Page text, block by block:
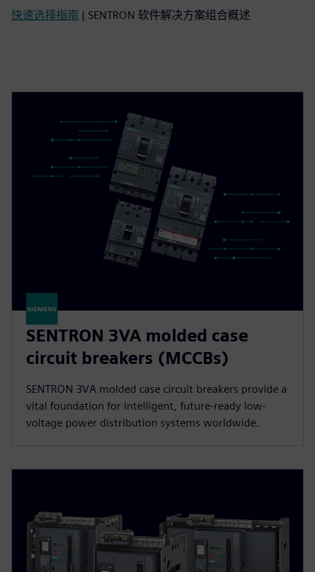
快速选择指南 | SENTRON 软件解决方案组合概述
SENTRON 3VA molded case
circuit breakers (MCCBs)
SENTRON 3VA molded case circuit breakers provide a
vital foundation for intelligent, future-ready low-
voltage power distribution systems worldwide.